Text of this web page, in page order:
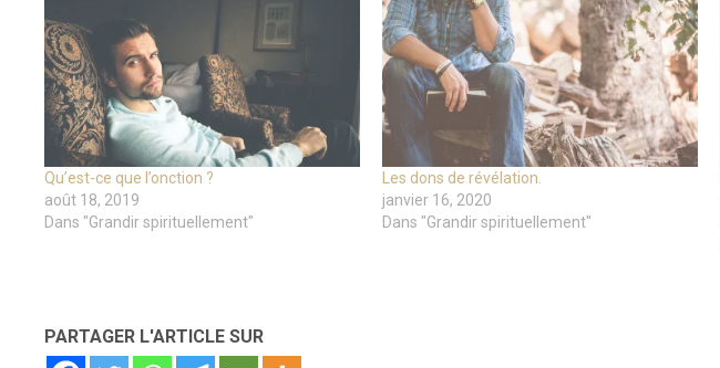
Qu’est-ce que l’onction ?
août 18, 2019
Dans "Grandir spirituellement"
Les dons de révélation.
janvier 16, 2020
Dans "Grandir spirituellement"
PARTAGER L'ARTICLE SUR